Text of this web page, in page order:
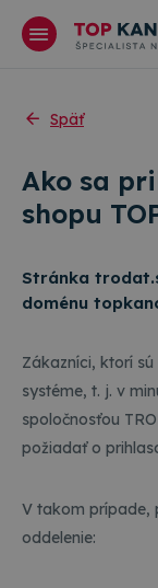
Späť
Ako sa
shopu
Stránka
doménu
Zákazníci, ktorí
systéme, t. j. v
spoločnosťou
požiadať o
V takom prípade,
oddelenie: